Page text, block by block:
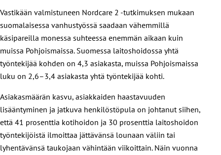
Vastikään valmistuneen Nordcare 2 -tutkimuksen mukaan
suomalaisessa vanhustyössä saadaan vähemmillä
käsipareilla monessa suhteessa enemmän aikaan kuin
muissa Pohjoismaissa. Suomessa laitoshoidossa yhtä
työntekijää kohden on 4,3 asiakasta, muissa Pohjoismaissa
luku on 2,6–3,4 asiakasta yhtä työntekijää kohti.
Asiakasmäärän kasvu, asiakkaiden haastavuuden
lisääntyminen ja jatkuva henkilöstöpula on johtanut siihen,
että 41 prosenttia kotihoidon ja 30 prosenttia laitoshoidon
työntekijöistä ilmoittaa jättävänsä lounaan väliin tai
lyhentävänsä taukojaan vähintään viikoittain. Näin vuonna